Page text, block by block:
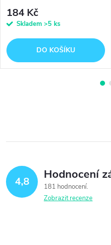
184 Kč
Skladem >5 ks
DO KOŠÍKU
4,8 Hodnocení
181 hodnocení
Zobrazit recenze